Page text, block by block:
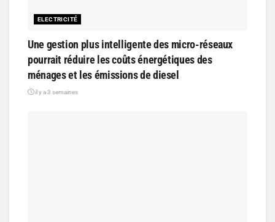
ELECTRICITÉ
Une gestion plus intelligente des micro-réseaux
pourrait réduire les coûts énergétiques des
ménages et les émissions de diesel
il y a 3 semaines